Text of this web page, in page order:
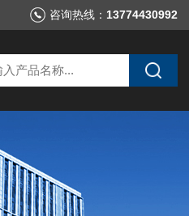
咨询热线： 13774430992